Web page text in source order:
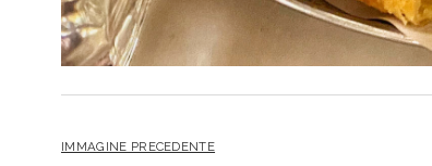
IMMAGINE PRECEDENTE